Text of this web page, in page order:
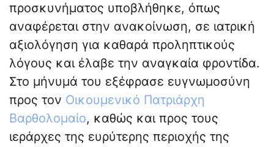
προσκυνήματος υποβλήθηκε, όπως
αναφέρεται στην ανακοίνωση, σε ιατρική
αξιολόγηση για καθαρά προληπτικούς
λόγους και έλαβε την αναγκαία φροντίδα.
Στο μήνυμά του εξέφρασε ευγνωμοσύνη
προς τον Οικουμενικό Πατριάρχη
Βαρθολομαίο, καθώς και προς τους
ιεράρχες της ευρύτερης περιοχής της